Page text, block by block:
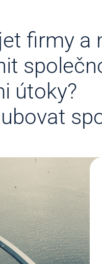
firmy a
útoky?